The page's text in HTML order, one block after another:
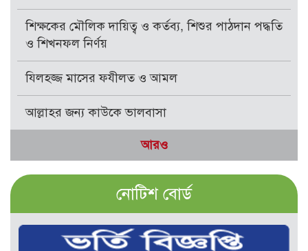
শিক্ষকের মৌলিক দায়িত্ব ও কর্তব্য, শিশুর পাঠদান পদ্ধতি
ও শিখনফল নির্ণয়
যিলহজ্জ মাসের ফযীলত ও আমল
আল্লাহর জন্য কাউকে ভালবাসা
আরও
নোটিশ বোর্ড